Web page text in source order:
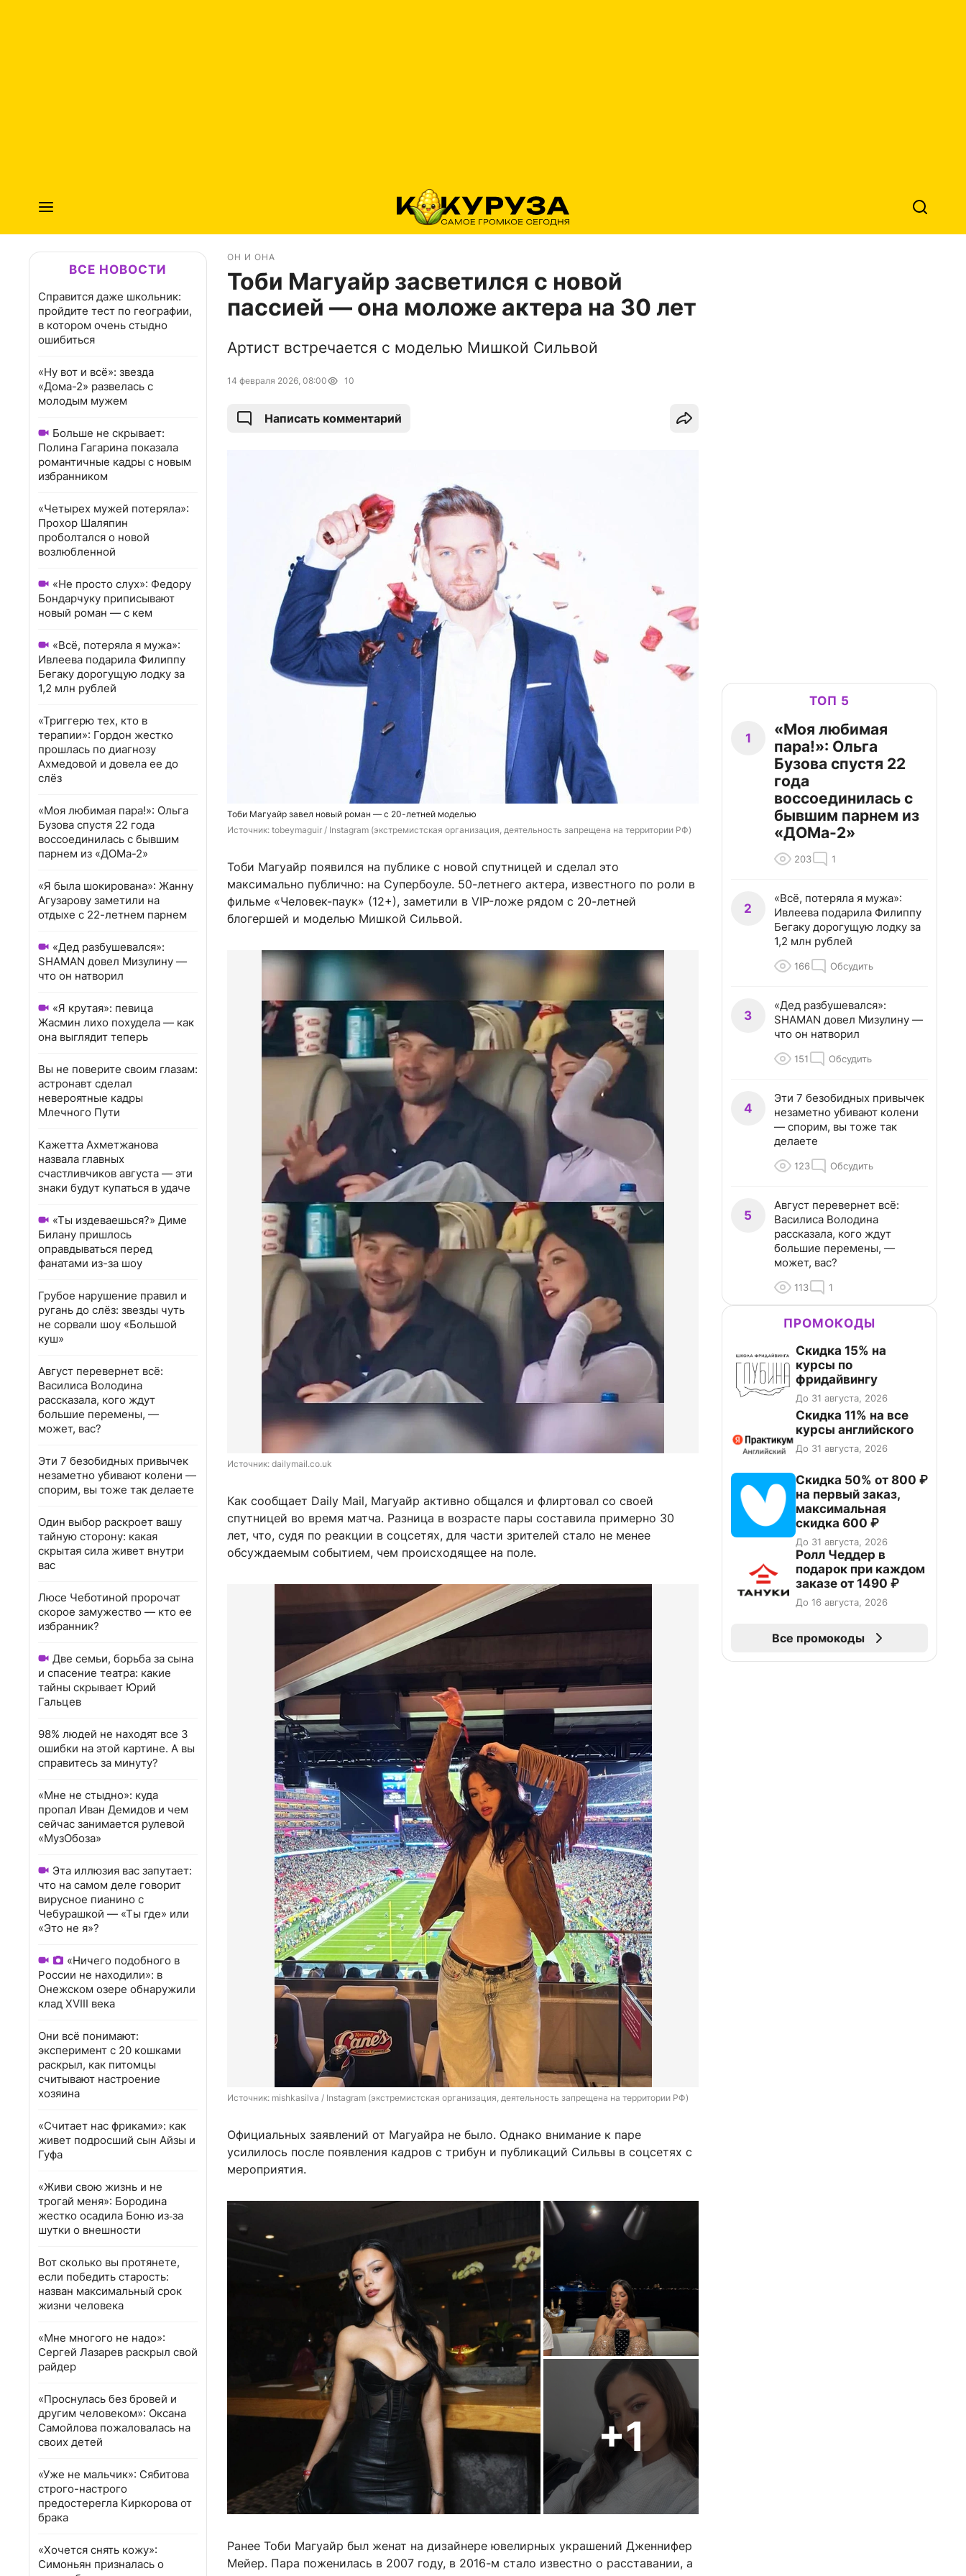
ВСЕ НОВОСТИ
Справится даже школьник:
пройдите тест по географии,
в котором очень стыдно
ошибиться
«Ну вот и всё»: звезда
«Дома-2» развелась с
молодым мужем
Больше не скрывает:
Полина Гагарина показала
романтичные кадры с новым
избранником
«Четырех мужей потеряла»:
Прохор Шаляпин
проболтался о новой
возлюбленной
«Не просто слух»: Федору
Бондарчуку приписывают
новый роман — с кем
«Всё, потеряла я мужа»:
Ивлеева подарила Филиппу
Бегаку дорогущую лодку за
1,2 млн рублей
«Триггерю тех, кто в
терапии»: Гордон жестко
прошлась по диагнозу
Ахмедовой и довела ее до
слёз
«Моя любимая пара!»: Ольга
Бузова спустя 22 года
воссоединилась с бывшим
парнем из «ДОМа-2»
«Я была шокирована»: Жанну
Агузарову заметили на
отдыхе с 22-летнем парнем
«Дед разбушевался»:
SHAMAN довел Мизулину —
что он натворил
«Я крутая»: певица
Жасмин лихо похудела — как
она выглядит теперь
Вы не поверите своим глазам:
астронавт сделал
невероятные кадры
Млечного Пути
Кажетта Ахметжанова
назвала главных
счастливчиков августа — эти
знаки будут купаться в удаче
«Ты издеваешься?» Диме
Билану пришлось
оправдываться перед
фанатами из-за шоу
Грубое нарушение правил и
ругань до слёз: звезды чуть
не сорвали шоу «Большой
куш»
Август перевернет всё:
Василиса Володина
рассказала, кого ждут
большие перемены, —
может, вас?
Эти 7 безобидных привычек
незаметно убивают колени —
спорим, вы тоже так делаете
Один выбор раскроет вашу
тайную сторону: какая
скрытая сила живет внутри
вас
Люсе Чеботиной пророчат
скорое замужество — кто ее
избранник?
Две семьи, борьба за сына
и спасение театра: какие
тайны скрывает Юрий
Гальцев
98% людей не находят все 3
ошибки на этой картине. А вы
справитесь за минуту?
«Мне не стыдно»: куда
пропал Иван Демидов и чем
сейчас занимается рулевой
«МузОбоза»
Эта иллюзия вас запутает:
что на самом деле говорит
вирусное пианино с
Чебурашкой — «Ты где» или
«Это не я»?
«Ничего подобного в
России не находили»: в
Онежском озере обнаружили
клад XVIII века
Они всё понимают:
эксперимент с 20 кошками
раскрыл, как питомцы
считывают настроение
хозяина
«Считает нас фриками»: как
живет подросший сын Айзы и
Гуфа
«Живи свою жизнь и не
трогай меня»: Бородина
жестко осадила Боню из‑за
шутки о внешности
Вот сколько вы протянете,
если победить старость:
назван максимальный срок
жизни человека
«Мне многого не надо»:
Сергей Лазарев раскрыл свой
райдер
«Проснулась без бровей и
другим человеком»: Оксана
Самойлова пожаловалась на
своих детей
«Уже не мальчик»: Сябитова
строго-настрого
предостерегла Киркорова от
брака
«Хочется снять кожу»:
Симоньян призналась о
ОН И ОНА
Тоби Магуайр засветился с новой
пассией — она моложе актера на 30 лет
Артист встречается с моделью Мишкой Сильвой
14 февраля 2026, 08:00 10
Написать комментарий
Тоби Магуайр завел новый роман — с 20-летней моделью
Источник: tobeymaguir / Instagram (экстремистская организация, деятельность запрещена на территории РФ)
Тоби Магуайр появился на публике с новой спутницей и сделал это
максимально публично: на Супербоуле. 50-летнего актера, известного по роли в
фильме «Человек-паук» (12+), заметили в VIP-ложе рядом с 20-летней
блогершей и моделью Мишкой Сильвой.
Источник: dailymail.co.uk
Как сообщает Daily Mail, Магуайр активно общался и флиртовал со своей
спутницей во время матча. Разница в возрасте пары составила примерно 30
лет, что, судя по реакции в соцсетях, для части зрителей стало не менее
обсуждаемым событием, чем происходящее на поле.
Источник: mishkasilva / Instagram (экстремистская организация, деятельность запрещена на территории РФ)
Официальных заявлений от Магуайра не было. Однако внимание к паре
усилилось после появления кадров с трибун и публикаций Сильвы в соцсетях с
мероприятия.
+1
Ранее Тоби Магуайр был женат на дизайнере ювелирных украшений Дженнифер
Мейер. Пара поженилась в 2007 году, в 2016-м стало известно о расставании, а
ТОП 5
1
«Моя любимая
пара!»: Ольга
Бузова спустя 22
года
воссоединилась с
бывшим парнем из
«ДОМа-2»
203 1
2
«Всё, потеряла я мужа»:
Ивлеева подарила Филиппу
Бегаку дорогущую лодку за
1,2 млн рублей
166 Обсудить
3
«Дед разбушевался»:
SHAMAN довел Мизулину —
что он натворил
151 Обсудить
4
Эти 7 безобидных привычек
незаметно убивают колени
— спорим, вы тоже так
делаете
123 Обсудить
5
Август перевернет всё:
Василиса Володина
рассказала, кого ждут
большие перемены, —
может, вас?
113 1
ПРОМОКОДЫ
Скидка 15% на
курсы по
фридайвингу
До 31 августа, 2026
Скидка 11% на все
курсы английского
До 31 августа, 2026
Скидка 50% от 800 ₽
на первый заказ,
максимальная
скидка 600 ₽
До 31 августа, 2026
Ролл Чеддер в
подарок при каждом
заказе от 1490 ₽
До 16 августа, 2026
Все промокоды